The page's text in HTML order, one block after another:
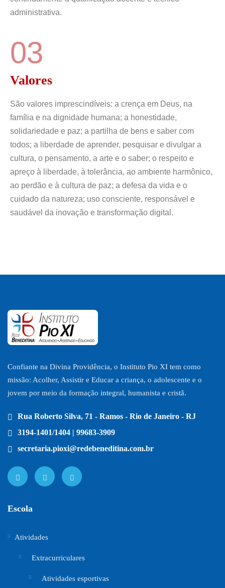
administrativa.
Valores
03
São valores imprescindíveis: a crença em Deus, na
família e na dignidade humana; a honestidade,
solidariedade e paz; a partilha de bens e saber com
todos; a liberdade de aprender, pesquisar e divulgar a
cultura, o pensamento, a arte e o saber; o respeito e
apreço à liberdade, à tolerância, ao ambiente harmônico,
ao perdão e à cultura de paz; a defesa da vida e o
cuidado da natureza; uso consciente, responsável e
saudável da inovação e transformação digital.
Confiante na Divina Providência, o Instituto Pio XI tem como
missão: Acolher, Assistir e Educar a criança, o adolescente e o
jovem por meio da formação integral, humanista e cristã.
Rua Roberto Silva, 71 - Ramos - Rio de Janeiro - RJ
3194-1401/1404 | 99683-3909
secretaria.pioxi@redebeneditina.com.br
Escola
Atividades
Extracurriculares
Atividades esportivas